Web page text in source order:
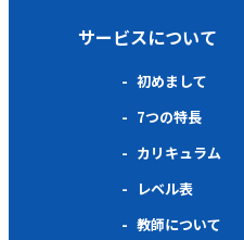
サービスについて
初めまして
7つの特長
カリキュラム
レベル表
教師について